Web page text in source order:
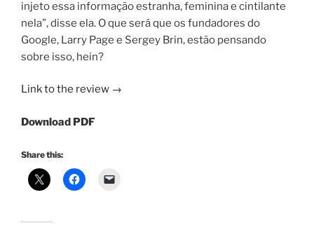
injeto essa informação estranha, feminina e cintilante
nela”, disse ela. O que será que os fundadores do
Google, Larry Page e Sergey Brin, estão pensando
sobre isso, hein?
Link to the review →
Download PDF
Share this: